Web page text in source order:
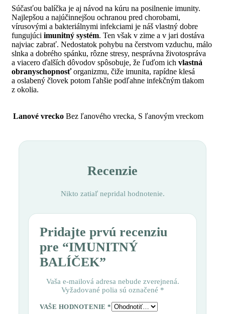
Súčasťou balíčka je aj návod na kúru na posilnenie imunity.
Najlepšou a najúčinnejšou ochranou pred chorobami,
vírusovými a bakteriálnymi infekciami je náš vlastný dobre
fungujúci imunitný systém. Ten však v zime a v jari dostáva
najviac zabrať. Nedostatok pohybu na čerstvom vzduchu, málo
slnka a dobrého spánku, rôzne stresy, nesprávna životospráva
a viacero ďalších dôvodov spôsobuje, že ľuďom ich vlastná
obranyschopnosťorganizmu, čiže imunita, rapídne klesá
a oslabený človek potom ľahšie podľahne infekčným tlakom
z okolia.
Lanové vrecko Bez ľanového vrecka, S ľanovým vreckom
Recenzie
Nikto zatiaľ nepridal hodnotenie.
Pridajte prvú recenziu
pre “IMUNITNÝ
BALÍČEK”
Vaša e-mailová adresa nebude zverejnená.
Vyžadované polia sú označené *
VAŠE HODNOTENIE *